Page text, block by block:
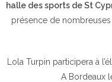
halle des sports de St
présence de
Lola Turpin participera à
A Bordeaux